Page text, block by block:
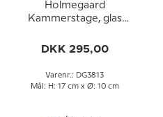
Holmegaard
Kammerstage, glas
DKK 295,00
Varenr.: DG3813
Mål: H: 17 cm x Ø: 10 cm